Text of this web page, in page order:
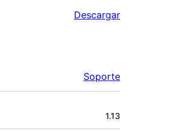
Descargar
Soporte
1.13